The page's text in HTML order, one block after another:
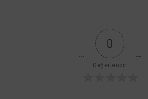
0
Değerlendir